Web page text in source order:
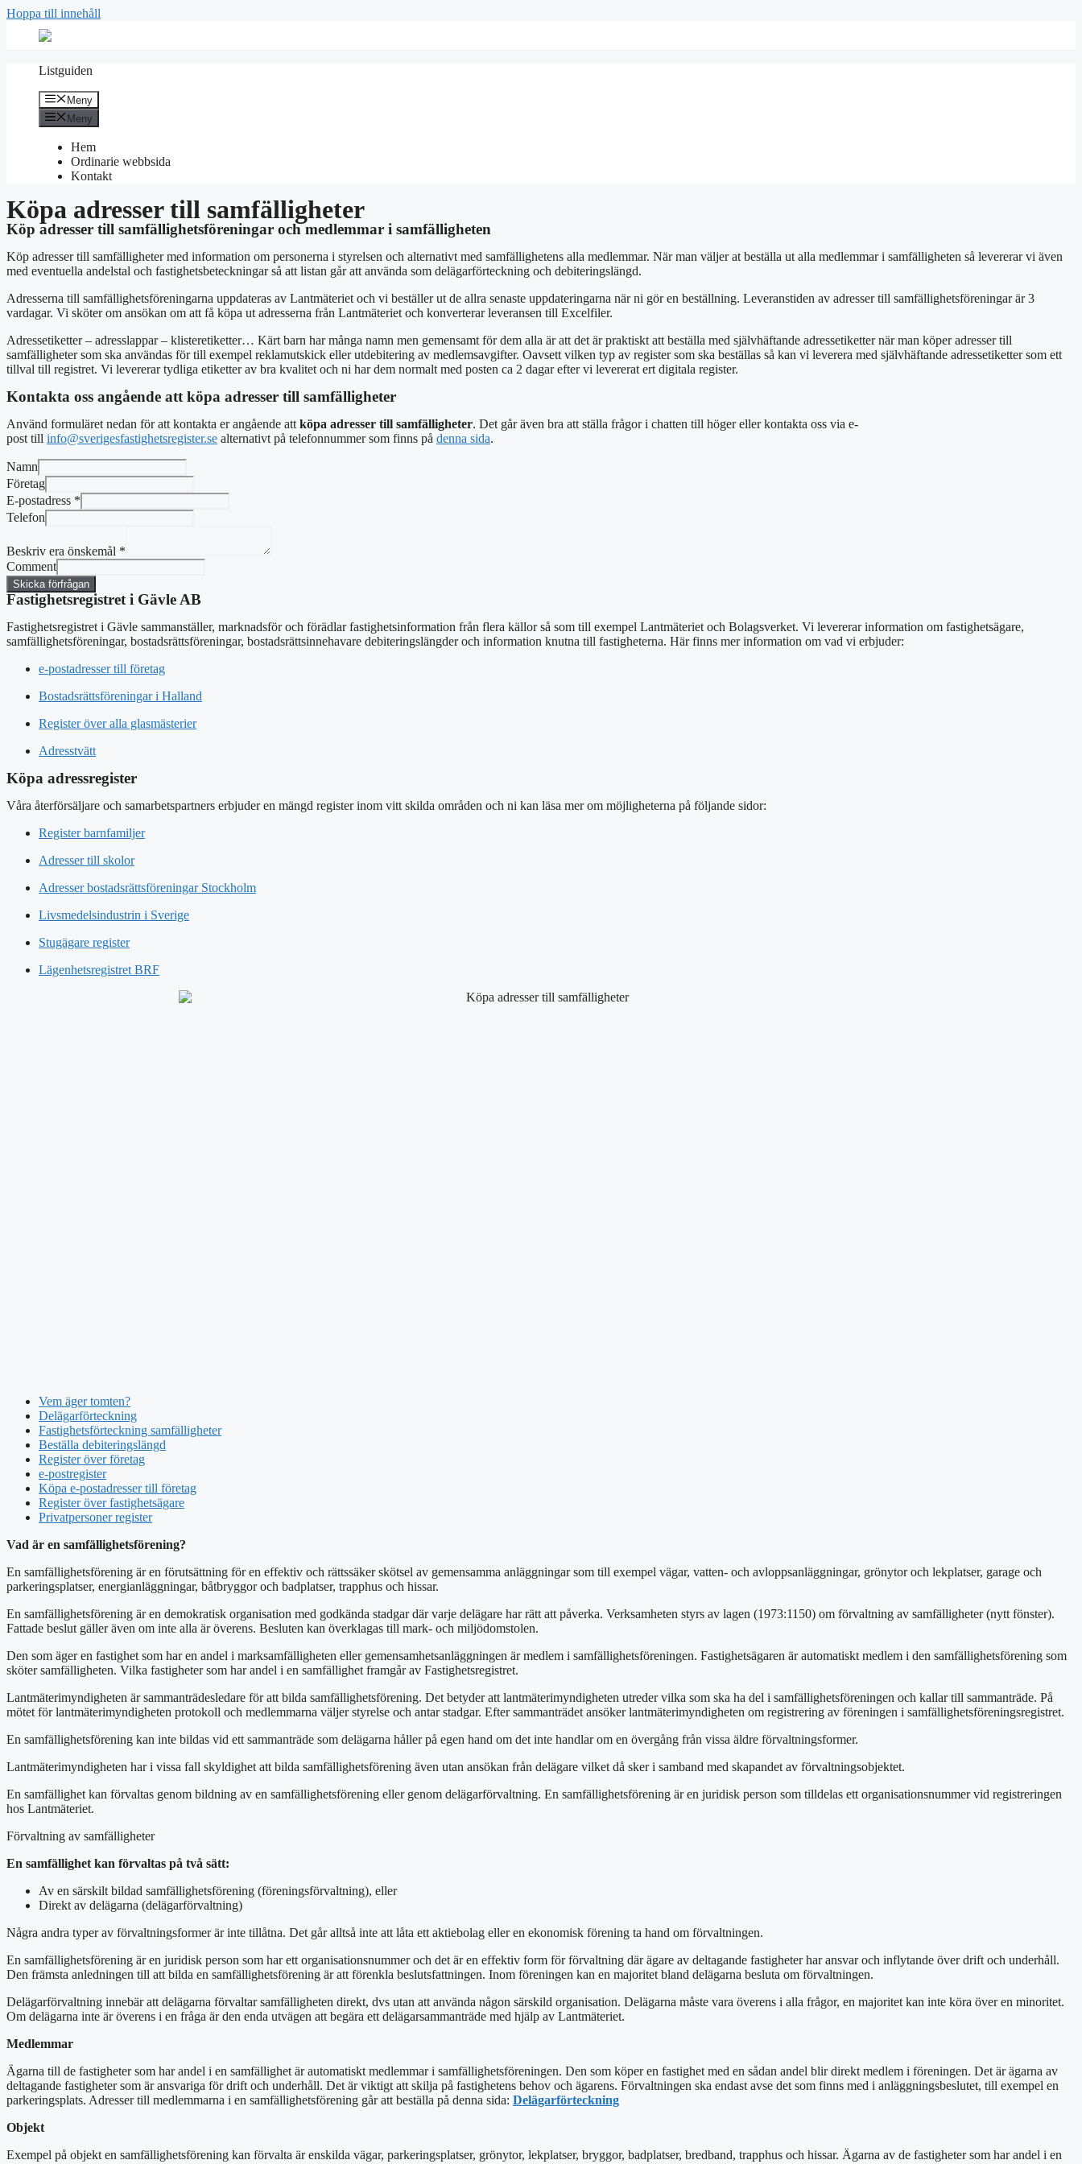
Hoppa till innehåll
Listguiden
Meny
Meny
Hem
Ordinarie webbsida
Kontakt
Köpa adresser till samfälligheter
Köp adresser till samfällighetsföreningar och medlemmar i samfälligheten
Köp adresser till samfälligheter med information om personerna i styrelsen och alternativt med samfällighetens alla medlemmar. När man väljer at beställa ut alla medlemmar i samfälligheten så levererar vi även
med eventuella andelstal och fastighetsbeteckningar så att listan går att använda som delägarförteckning och debiteringslängd.
Adresserna till samfällighetsföreningarna uppdateras av Lantmäteriet och vi beställer ut de allra senaste uppdateringarna när ni gör en beställning. Leveranstiden av adresser till samfällighetsföreningar är 3
vardagar. Vi sköter om ansökan om att få köpa ut adresserna från Lantmäteriet och konverterar leveransen till Excelfiler.
Adressetiketter – adresslappar – klisteretiketter… Kärt barn har många namn men gemensamt för dem alla är att det är praktiskt att beställa med självhäftande adressetiketter när man köper adresser till
samfälligheter som ska användas för till exempel reklamutskick eller utdebitering av medlemsavgifter. Oavsett vilken typ av register som ska beställas så kan vi leverera med självhäftande adressetiketter som ett
tillval till registret. Vi levererar tydliga etiketter av bra kvalitet och ni har dem normalt med posten ca 2 dagar efter vi levererat ert digitala register.
Kontakta oss angående att köpa adresser till samfälligheter
Använd formuläret nedan för att kontakta er angående att köpa adresser till samfälligheter. Det går även bra att ställa frågor i chatten till höger eller kontakta oss via e-
post till info@sverigesfastighetsregister.se alternativt på telefonnummer som finns på denna sida.
Namn
Företag
E-postadress *
Telefon
Beskriv era önskemål *
Comment
Skicka förfrågan
Fastighetsregistret i Gävle AB
Fastighetsregistret i Gävle sammanställer, marknadsför och förädlar fastighetsinformation från flera källor så som till exempel Lantmäteriet och Bolagsverket. Vi levererar information om fastighetsägare,
samfällighetsföreningar, bostadsrättsföreningar, bostadsrättsinnehavare debiteringslängder och information knutna till fastigheterna. Här finns mer information om vad vi erbjuder:
e-postadresser till företag
Bostadsrättsföreningar i Halland
Register över alla glasmästerier
Adresstvätt
Köpa adressregister
Våra återförsäljare och samarbetspartners erbjuder en mängd register inom vitt skilda områden och ni kan läsa mer om möjligheterna på följande sidor:
Register barnfamiljer
Adresser till skolor
Adresser bostadsrättsföreningar Stockholm
Livsmedelsindustrin i Sverige
Stugägare register
Lägenhetsregistret BRF
Vem äger tomten?
Delägarförteckning
Fastighetsförteckning samfälligheter
Beställa debiteringslängd
Register över företag
e-postregister
Köpa e-postadresser till företag
Register över fastighetsägare
Privatpersoner register
Vad är en samfällighetsförening?
En samfällighetsförening är en förutsättning för en effektiv och rättssäker skötsel av gemensamma anläggningar som till exempel vägar, vatten- och avloppsanläggningar, grönytor och lekplatser, garage och
parkeringsplatser, energianläggningar, båtbryggor och badplatser, trapphus och hissar.
En samfällighetsförening är en demokratisk organisation med godkända stadgar där varje delägare har rätt att påverka. Verksamheten styrs av lagen (1973:1150) om förvaltning av samfälligheter (nytt fönster).
Fattade beslut gäller även om inte alla är överens. Besluten kan överklagas till mark- och miljödomstolen.
Den som äger en fastighet som har en andel i marksamfälligheten eller gemensamhetsanläggningen är medlem i samfällighetsföreningen. Fastighetsägaren är automatiskt medlem i den samfällighetsförening som
sköter samfälligheten. Vilka fastigheter som har andel i en samfällighet framgår av Fastighetsregistret.
Lantmäterimyndigheten är sammanträdesledare för att bilda samfällighetsförening. Det betyder att lantmäterimyndigheten utreder vilka som ska ha del i samfällighetsföreningen och kallar till sammanträde. På
mötet för lantmäterimyndigheten protokoll och medlemmarna väljer styrelse och antar stadgar. Efter sammanträdet ansöker lantmäterimyndigheten om registrering av föreningen i samfällighetsföreningsregistret.
En samfällighetsförening kan inte bildas vid ett sammanträde som delägarna håller på egen hand om det inte handlar om en övergång från vissa äldre förvaltningsformer.
Lantmäterimyndigheten har i vissa fall skyldighet att bilda samfällighetsförening även utan ansökan från delägare vilket då sker i samband med skapandet av förvaltningsobjektet.
En samfällighet kan förvaltas genom bildning av en samfällighetsförening eller genom delägarförvaltning. En samfällighetsförening är en juridisk person som tilldelas ett organisationsnummer vid registreringen
hos Lantmäteriet.
Förvaltning av samfälligheter
En samfällighet kan förvaltas på två sätt:
Av en särskilt bildad samfällighetsförening (föreningsförvaltning), eller
Direkt av delägarna (delägarförvaltning)
Några andra typer av förvaltningsformer är inte tillåtna. Det går alltså inte att låta ett aktiebolag eller en ekonomisk förening ta hand om förvaltningen.
En samfällighetsförening är en juridisk person som har ett organisationsnummer och det är en effektiv form för förvaltning där ägare av deltagande fastigheter har ansvar och inflytande över drift och underhåll.
Den främsta anledningen till att bilda en samfällighetsförening är att förenkla beslutsfattningen. Inom föreningen kan en majoritet bland delägarna besluta om förvaltningen.
Delägarförvaltning innebär att delägarna förvaltar samfälligheten direkt, dvs utan att använda någon särskild organisation. Delägarna måste vara överens i alla frågor, en majoritet kan inte köra över en minoritet.
Om delägarna inte är överens i en fråga är den enda utvägen att begära ett delägarsammanträde med hjälp av Lantmäteriet.
Medlemmar
Ägarna till de fastigheter som har andel i en samfällighet är automatiskt medlemmar i samfällighetsföreningen. Den som köper en fastighet med en sådan andel blir direkt medlem i föreningen. Det är ägarna av
deltagande fastigheter som är ansvariga för drift och underhåll. Det är viktigt att skilja på fastighetens behov och ägarens. Förvaltningen ska endast avse det som finns med i anläggningsbeslutet, till exempel en
parkeringsplats. Adresser till medlemmarna i en samfällighetsförening går att beställa på denna sida: Delägarförteckning
Objekt
Exempel på objekt en samfällighetsförening kan förvalta är enskilda vägar, parkeringsplatser, grönytor, lekplatser, bryggor, badplatser, bredband, trapphus och hissar. Ägarna av de fastigheter som har andel i en